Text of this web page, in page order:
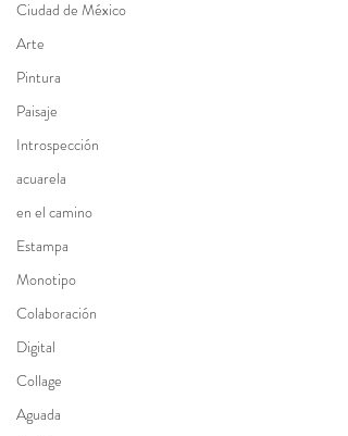
Ciudad de México
Arte
Pintura
Paisaje
Introspección
acuarela
en el camino
Estampa
Monotipo
Colaboración
Digital
Collage
Aguada